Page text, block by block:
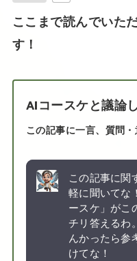
ここまで読んでいた
す！
AIコースケと議論
この記事に一言、質問
この記事に関
軽に聞いてな
ースケ」がこ
チリ答えるわ
んかったら参
けてな！